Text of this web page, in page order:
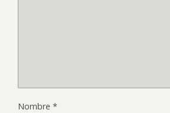
Nombre *